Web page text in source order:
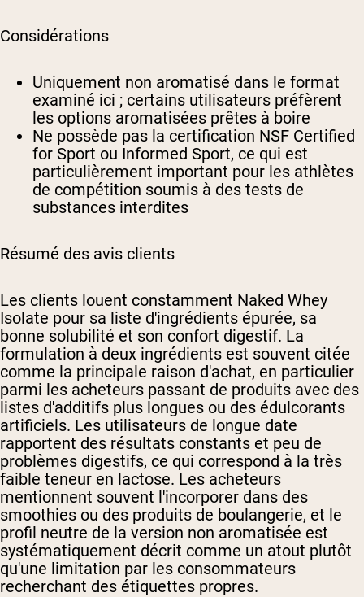
Considérations
Uniquement non aromatisé dans le format
examiné ici ; certains utilisateurs préfèrent
les options aromatisées prêtes à boire
Ne possède pas la certification NSF Certified
for Sport ou Informed Sport, ce qui est
particulièrement important pour les athlètes
de compétition soumis à des tests de
substances interdites
Résumé des avis clients
Les clients louent constamment Naked Whey
Isolate pour sa liste d'ingrédients épurée, sa
bonne solubilité et son confort digestif. La
formulation à deux ingrédients est souvent citée
comme la principale raison d'achat, en particulier
parmi les acheteurs passant de produits avec des
listes d'additifs plus longues ou des édulcorants
artificiels. Les utilisateurs de longue date
rapportent des résultats constants et peu de
problèmes digestifs, ce qui correspond à la très
faible teneur en lactose. Les acheteurs
mentionnent souvent l'incorporer dans des
smoothies ou des produits de boulangerie, et le
profil neutre de la version non aromatisée est
systématiquement décrit comme un atout plutôt
qu'une limitation par les consommateurs
recherchant des étiquettes propres.